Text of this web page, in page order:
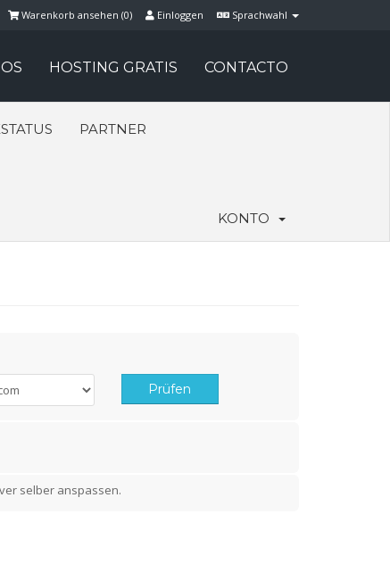
Sprachwahl
Einloggen
Warenkorb ansehen (0)
HOSTING GRATIS CONTACTO
PARTNER
KONTO
Prüfen
selber anspassen.